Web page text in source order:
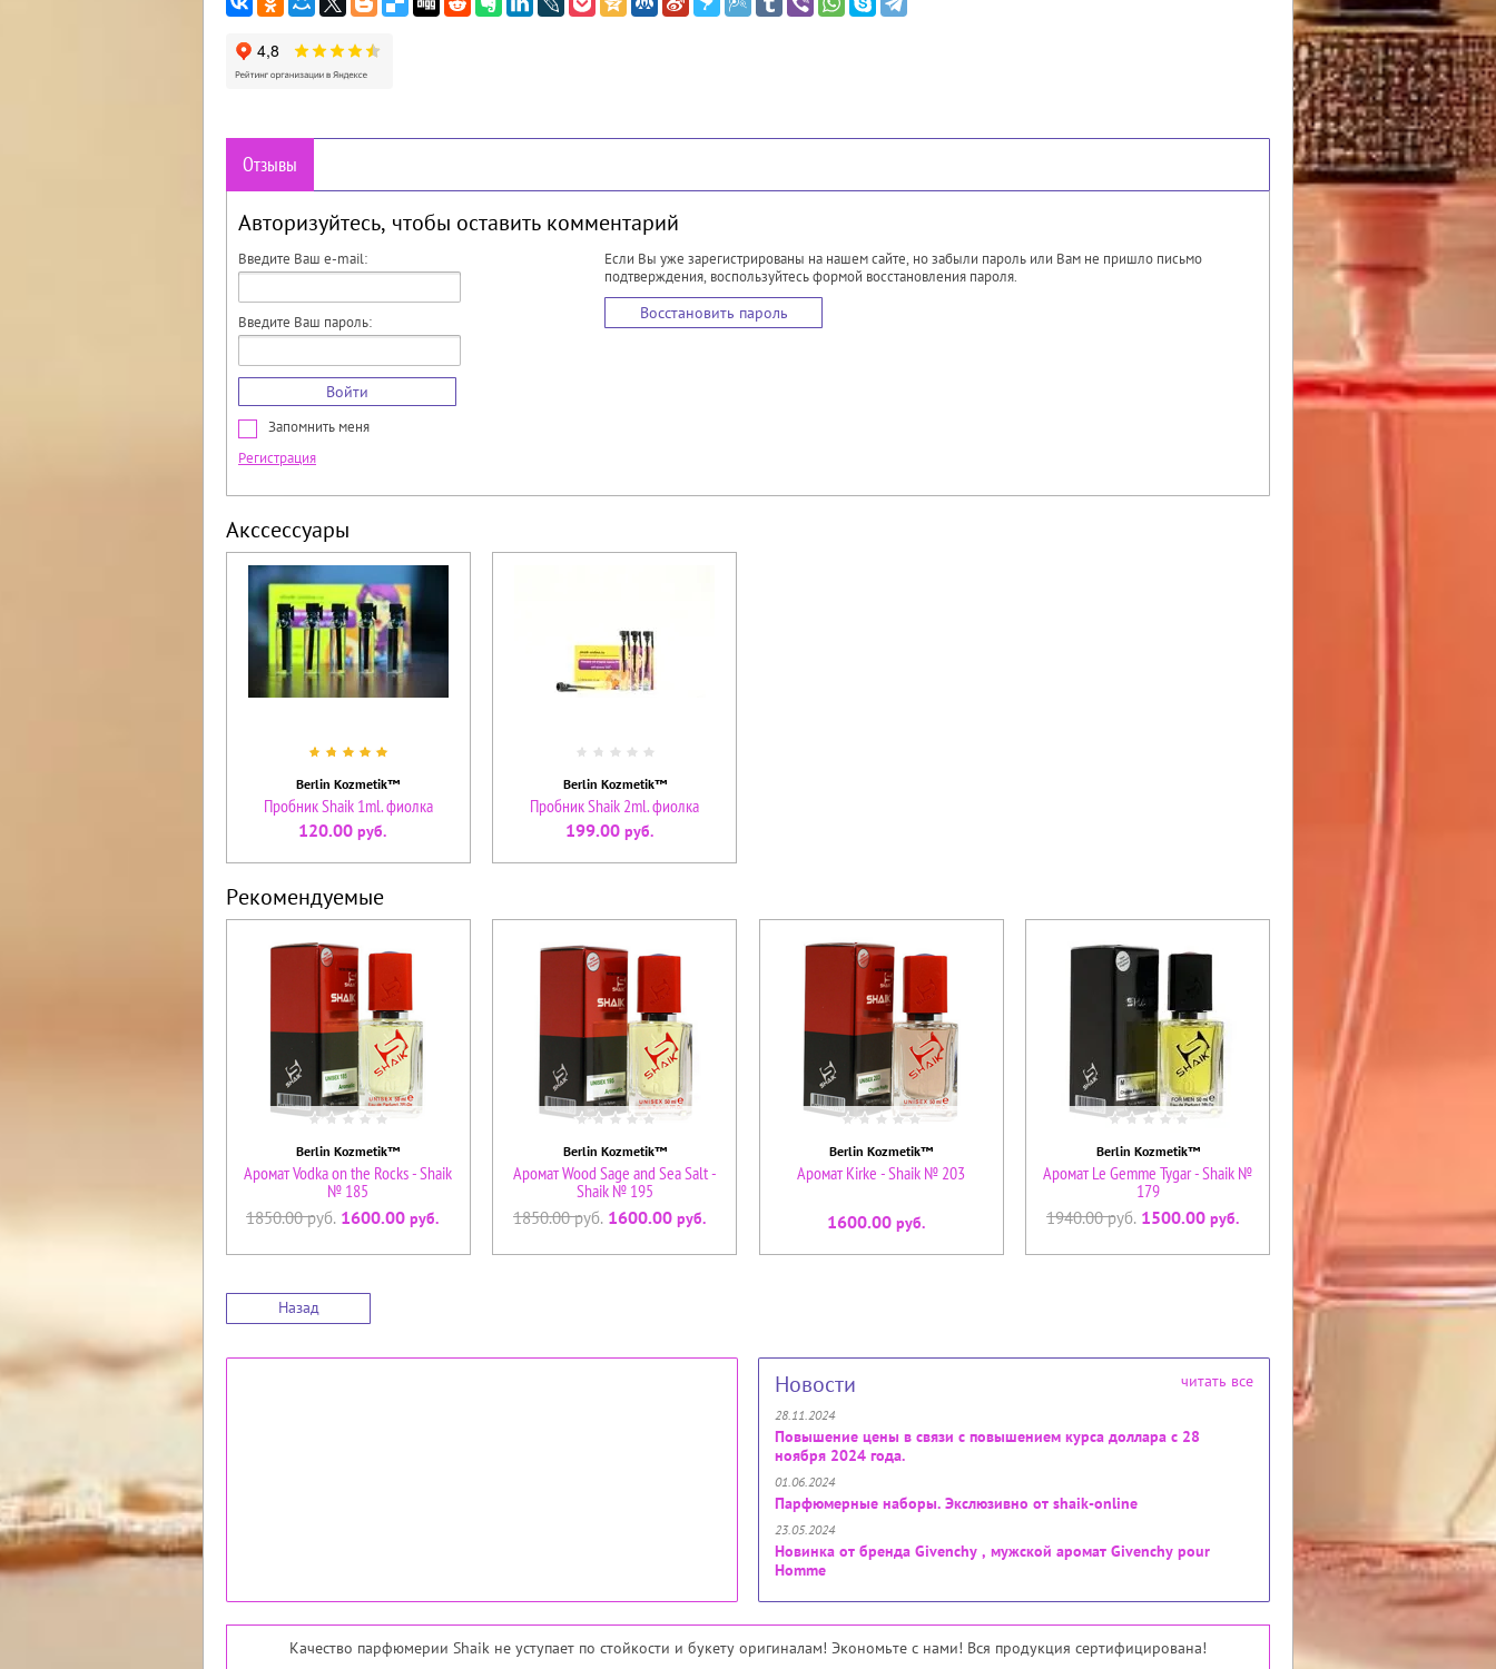
Отзывы
Авторизуйтесь, чтобы оставить комментарий
Введите Ваш e-mail:
Введите Ваш пароль:
Войти
Запомнить меня
Регистрация
Если Вы уже зарегистрированы на нашем сайте, но забыли пароль или Вам не пришло письмо
подтверждения, воспользуйтесь формой восстановления пароля.
Восстановить пароль
Акссессуары
Berlin Kozmetik™
Пробник Shaik 1ml. фиолка
120.00 руб.
Berlin Kozmetik™
Пробник Shaik 2ml. фиолка
199.00руб.
Рекомендуемые
Berlin Kozmetik™
Аромат Vodka on the Rocks - Shaik
№ 185
1850.00руб. 1600.00 руб.
Berlin Kozmetik™
Аромат Wood Sage and Sea Salt -
Shaik № 195
1850.00руб. 1600.00руб.
Berlin Kozmetik™
Аромат Kirke - Shaik № 203
1600.00руб.
Berlin Kozmetik™
Аромат Le Gemme Tygar - Shaik №
179
1940.00руб. 1500.00руб.
Назад
Новости читать все
28.11.2024
Повышение цены в связи с повышением курса доллара с 28
ноября 2024 года.
01.06.2024
Парфюмерные наборы. Экслюзивно от shaik-online
23.05.2024
Новинка от бренда Givenchy , мужской аромат Givenchy pour
Homme
Качество парфюмерии Shaik не уступает по стойкости и букету оригиналам! Экономьте с нами! Вся продукция сертифицирована!